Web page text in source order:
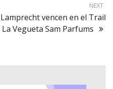
NEXT
vencen en el Trail
La Vegueta Sam Parfums